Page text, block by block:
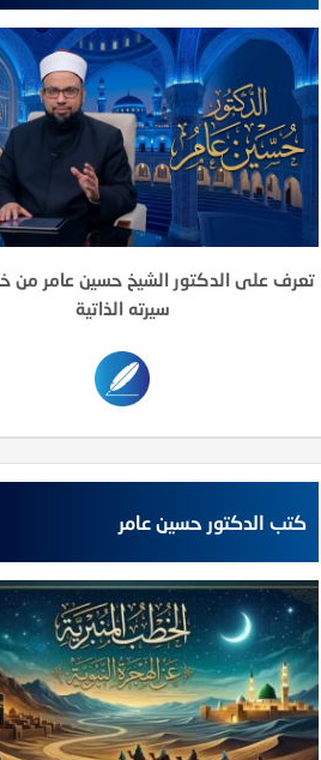
تعرف على الدكتور الشيخ حسين عامر من
سيرته الذاتية
كتب الدكتور حسين عامر